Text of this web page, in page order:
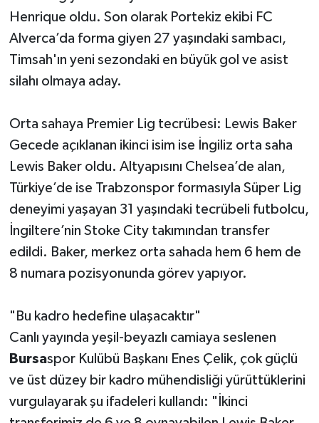
Henrique oldu. Son olarak Portekiz ekibi FC
Alverca’da forma giyen 27 yaşındaki sambacı,
Timsah'ın yeni sezondaki en büyük gol ve asist
silahı olmaya aday.
Orta sahaya Premier Lig tecrübesi: Lewis Baker
Gecede açıklanan ikinci isim ise İngiliz orta saha
Lewis Baker oldu. Altyapısını Chelsea’de alan,
Türkiye’de ise Trabzonspor formasıyla Süper Lig
deneyimi yaşayan 31 yaşındaki tecrübeli futbolcu,
İngiltere’nin Stoke City takımından transfer
edildi. Baker, merkez orta sahada hem 6 hem de
8 numara pozisyonunda görev yapıyor.
"Bu kadro hedefine ulaşacaktır"
Canlı yayında yeşil-beyazlı camiaya seslenen
Bursaspor Kulübü Başkanı Enes Çelik, çok güçlü
ve üst düzey bir kadro mühendisliği yürüttüklerini
vurgulayarak şu ifadeleri kullandı: "İkinci